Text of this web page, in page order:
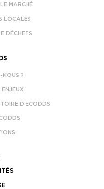
MARCHÉ
LOCALES
DÉCHETS
NOUS ?
ENJEUX
D’ECODDS